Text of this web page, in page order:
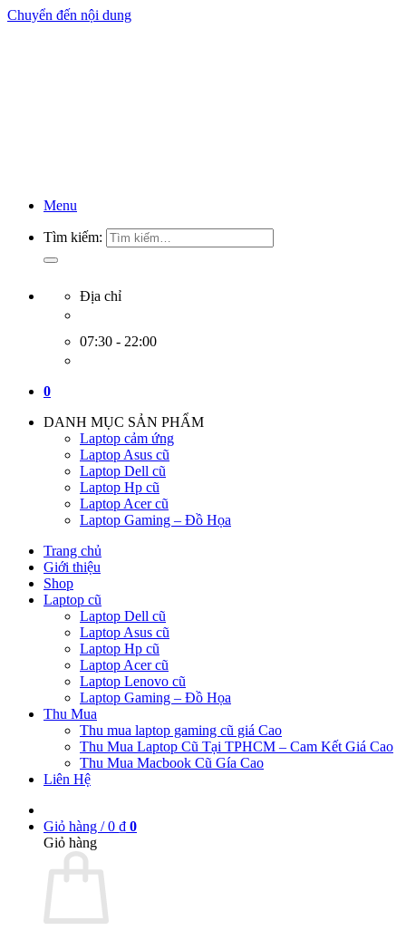
Chuyển đến nội dung
Menu
Tìm kiếm:
Địa chỉ
07:30 - 22:00
0
DANH MỤC SẢN PHẨM
Laptop cảm ứng
Laptop Asus cũ
Laptop Dell cũ
Laptop Hp cũ
Laptop Acer cũ
Laptop Gaming – Đồ Họa
Trang chủ
Giới thiệu
Shop
Laptop cũ
Laptop Dell cũ
Laptop Asus cũ
Laptop Hp cũ
Laptop Acer cũ
Laptop Lenovo cũ
Laptop Gaming – Đồ Họa
Thu Mua
Thu mua laptop gaming cũ giá Cao
Thu Mua Laptop Cũ Tại TPHCM – Cam Kết Giá Cao
Thu Mua Macbook Cũ Gía Cao
Liên Hệ
Giỏ hàng /0 ₫ 0
Giỏ hàng